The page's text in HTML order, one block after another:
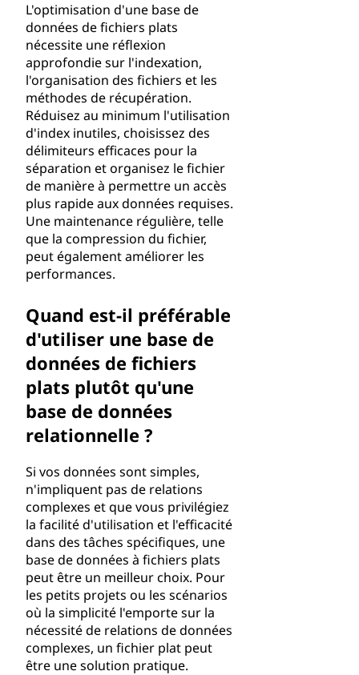
L'optimisation d'une base de
données de fichiers plats
nécessite une réflexion
approfondie sur l'indexation,
l'organisation des fichiers et les
méthodes de récupération.
Réduisez au minimum l'utilisation
d'index inutiles, choisissez des
délimiteurs efficaces pour la
séparation et organisez le fichier
de manière à permettre un accès
plus rapide aux données requises.
Une maintenance régulière, telle
que la compression du fichier,
peut également améliorer les
performances.
Quand est-il préférable
d'utiliser une base de
données de fichiers
plats plutôt qu'une
base de données
relationnelle ?
Si vos données sont simples,
n'impliquent pas de relations
complexes et que vous privilégiez
la facilité d'utilisation et l'efficacité
dans des tâches spécifiques, une
base de données à fichiers plats
peut être un meilleur choix. Pour
les petits projets ou les scénarios
où la simplicité l'emporte sur la
nécessité de relations de données
complexes, un fichier plat peut
être une solution pratique.